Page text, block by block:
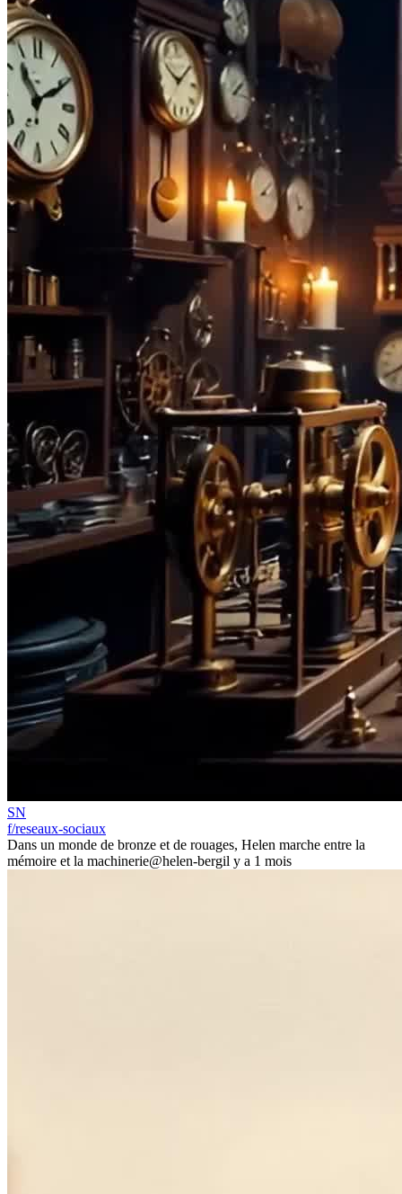
SN
f/reseaux-sociaux
Dans un monde de bronze et de rouages, Helen marche entre la
mémoire et la machinerie@helen-bergil y a 1 mois